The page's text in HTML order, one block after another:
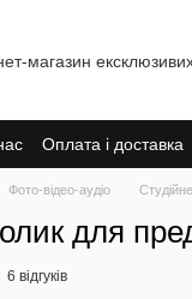
Оплата і доставка
Фото-відео-аудіо
для
6 відгуків